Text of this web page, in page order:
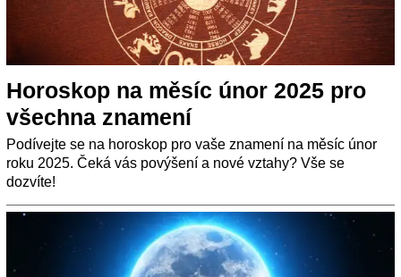
Horoskop na měsíc únor 2025 pro
všechna znamení
Podívejte se na horoskop pro vaše znamení na měsíc únor
roku 2025. Čeká vás povýšení a nové vztahy? Vše se
dozvíte!